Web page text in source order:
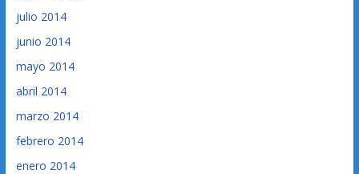
julio 2014
junio 2014
mayo 2014
abril 2014
marzo 2014
febrero 2014
enero 2014